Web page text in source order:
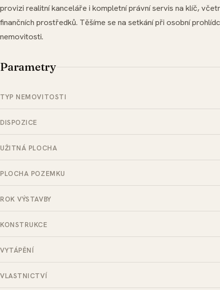
provizi realitní kanceláře i kompletní právní servis na klíč,
finančních prostředků. Těšíme se na setkání při osobní
nemovitosti.
Parametry
TYP NEMOVITOSTI
DISPOZICE
UŽITNÁ PLOCHA
PLOCHA POZEMKU
ROK VÝSTAVBY
KONSTRUKCE
VYTÁPĚNÍ
VLASTNICTVÍ